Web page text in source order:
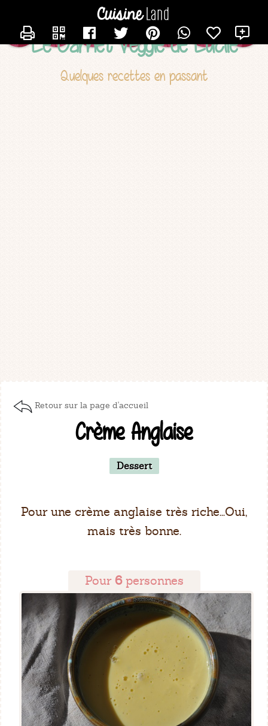
Le Carnet Veggie de Lucile
Quelques recettes en passant
Retour sur la page d'accueil
Crème Anglaise
Dessert
Pour une crème anglaise très riche...Oui,
mais très bonne.
Pour 6personnes
CONTACTER LUCILE